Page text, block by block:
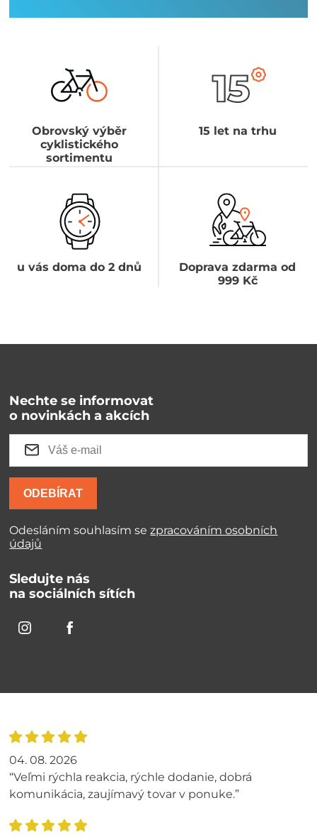
Obrovský výběr
cyklistického
sortimentu
15 let na trhu
u vás doma do 2 dnů
Doprava zdarma od
999 Kč
Nechte se informovat
o novinkách a akcích
ODEBÍRAT
Odesláním souhlasím sezpracováním osobních
údajů
Sledujte nás
na sociálních sítích
04. 08. 2026
“Veľmi rýchla reakcia, rýchle dodanie, dobrá
komunikácia, zaujímavý tovar v ponuke.”